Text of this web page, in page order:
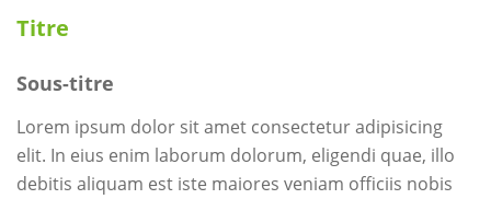
Titre
Sous-titre
Lorem ipsum dolor sit amet consectetur adipisicing
elit. In eius enim laborum dolorum, eligendi quae, illo
debitis aliquam est iste maiores veniam officiis nobis